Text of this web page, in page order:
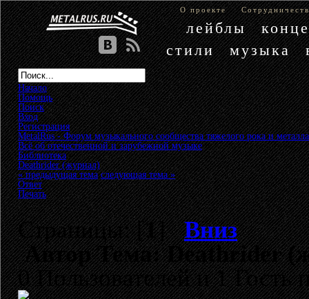
О проекте
лейблы
стили
музыка
Начало
Помощь
Поиск
Вход
Регистрация
MetalRus - Форум музыкального сообщества тяжелого рока и металла
Всё об отечественной и зарубежной музыке»
Библиотека»
Deathrider (журнал)
« предыдущая тема следующая тема »
Ответ
Печать
Страницы: [1]Вниз
АвторТема: Deathrider
0 Пользователей и 1 Гость